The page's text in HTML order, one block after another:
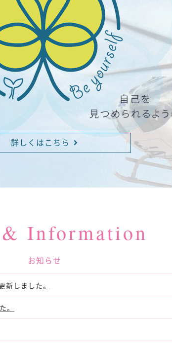
詳しくはこちら
Information
お知らせ
新しました。
。